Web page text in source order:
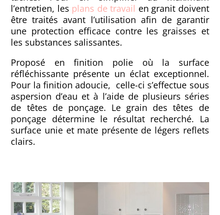
l’entretien, les plans de travail en granit doivent
être traités avant l’utilisation afin de garantir
une protection efficace contre les graisses et
les substances salissantes.
Proposé en finition polie où la surface
réfléchissante présente un éclat exceptionnel.
Pour la finition adoucie, celle-ci s’effectue sous
aspersion d’eau et à l’aide de plusieurs séries
de têtes de ponçage. Le grain des têtes de
ponçage détermine le résultat recherché. La
surface unie et mate présente de légers reflets
clairs.